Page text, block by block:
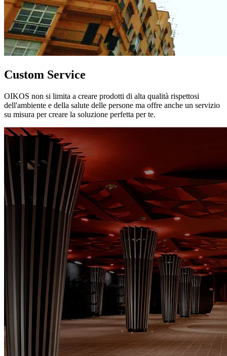
Custom Service
OIKOS non si limita a creare prodotti di alta qualità rispettosi
dell'ambiente e della salute delle persone ma offre anche un servizio
su misura per creare la soluzione perfetta per te.